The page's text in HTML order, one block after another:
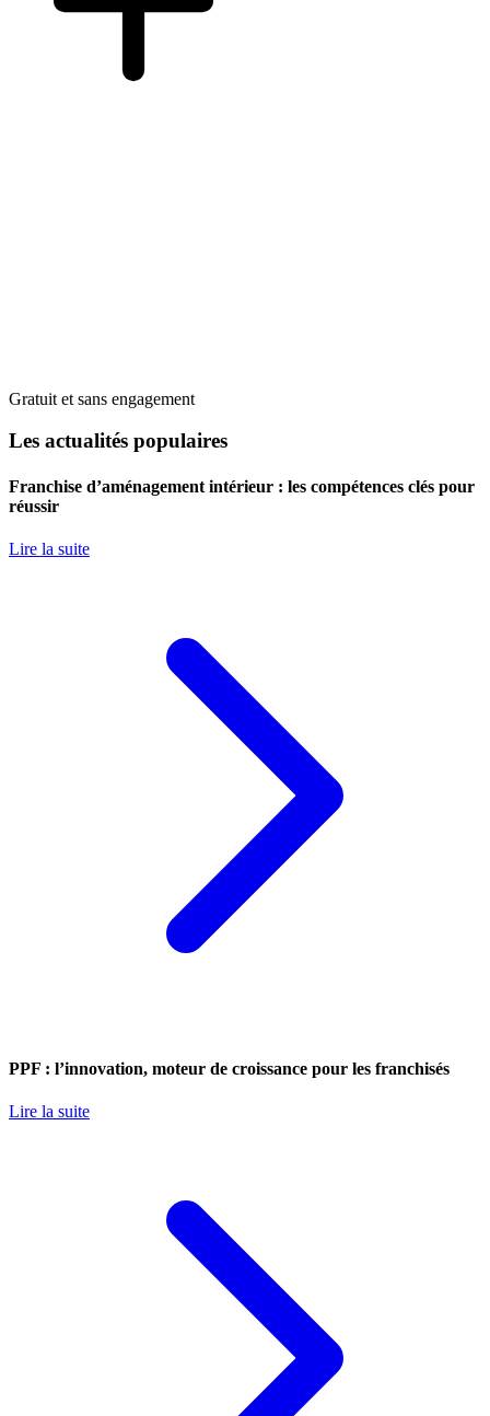
Gratuit et sans engagement
Les actualités populaires
Franchise d’aménagement intérieur : les compétences clés pour
réussir
Lire la suite
PPF : l’innovation, moteur de croissance pour les franchisés
Lire la suite